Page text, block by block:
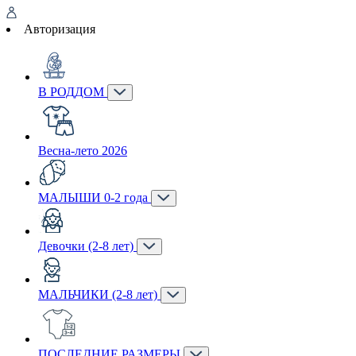
Авторизация
В РОДДОМ
Весна-лето 2026
МАЛЫШИ 0-2 года
Девочки (2-8 лет)
МАЛЬЧИКИ (2-8 лет)